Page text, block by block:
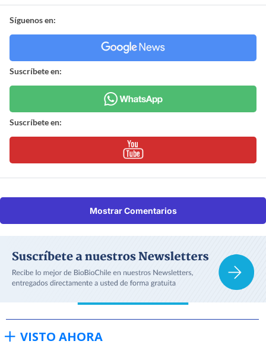
Síguenos en:
Suscríbete en:
Suscríbete en:
Mostrar Comentarios
VISTO AHORA